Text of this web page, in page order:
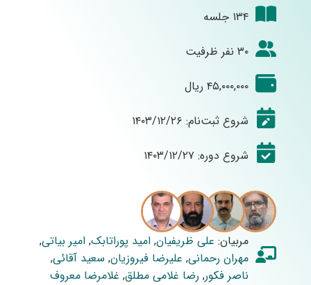
۱۳۴ جلسه
۳۰ نفر ظرفیت
۴۵,۰۰۰,۰۰۰ ریال
شروع ثبت‌نام: ۱۴۰۳/۱۲/۲۶
شروع دوره: ۱۴۰۳/۱۲/۲۷
مربیان: علی ظریفیان, امید پوراتابک, امیر بیاتی,
مهران رحمانی, علیرضا فیروزیان, سعید آقائی,
ناصر فکور, رضا غلامی مطلق, غلامرضا معروف